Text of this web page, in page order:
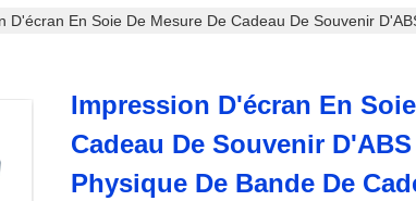
D'écran En Soie De Mesure De Cadeau De Souvenir
Impression D'écran En
Cadeau De Souvenir
Physique De Bande De